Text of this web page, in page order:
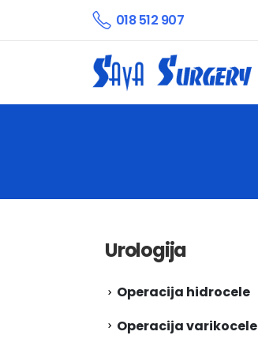
018 512 907
Urologija
Operacija hidrocele
Operacija varikocele